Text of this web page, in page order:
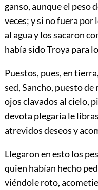
ganso, aunque el peso
veces; y si no fuera
al agua y los sacaron
había sido Troya para
Puestos, pues, en
sed, Sancho, puesto
ojos clavados al cielo,
devota plegaria le
atrevidos deseos y
Llegaron en esto los
quien habían hecho
viéndole roto,